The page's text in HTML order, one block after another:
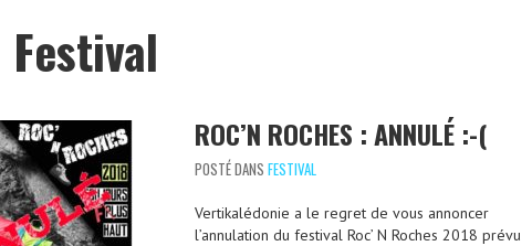
Festival
ROC’N ROCHES : ANNULÉ :-(
POSTÉ DANS FESTIVAL
Vertikalédonie a le regret de vous annoncer
l’annulation du festival Roc’ N Roches 2018 prévu